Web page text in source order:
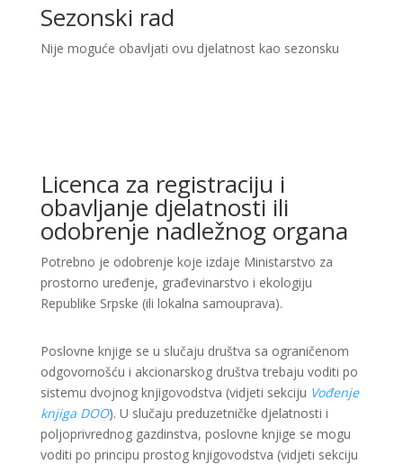
Sezonski rad
Nije moguće obavljati ovu djelatnost kao sezonsku
Licenca za registraciju i
obavljanje djelatnosti ili
odobrenje nadležnog organa
Potrebno je odobrenje koje izdaje Ministarstvo za
prostorno uređenje, građevinarstvo i ekologiju
Republike Srpske (ili lokalna samouprava).
Poslovne knjige se u slučaju društva sa ograničenom
odgovornošću i akcionarskog društva trebaju voditi po
sistemu dvojnog knjigovodstva (vidjeti sekciju Vođenje
knjiga DOO). U slučaju preduzetničke djelatnosti i
poljoprivrednog gazdinstva, poslovne knjige se mogu
voditi po principu prostog knjigovodstva (vidjeti sekciju